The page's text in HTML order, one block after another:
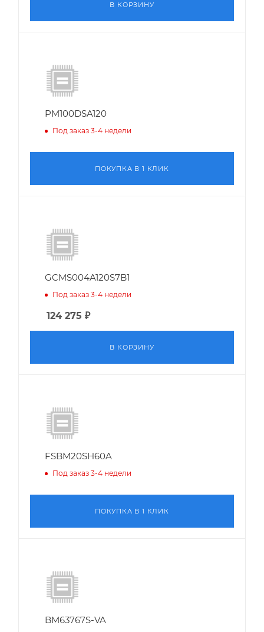
В КОРЗИНУ
PM100DSA120
Под заказ 3-4 недели
ПОКУПКА В 1 КЛИК
GCMS004A120S7B1
Под заказ 3-4 недели
124 275 ₽
В КОРЗИНУ
FSBM20SH60A
Под заказ 3-4 недели
ПОКУПКА В 1 КЛИК
BM63767S-VA